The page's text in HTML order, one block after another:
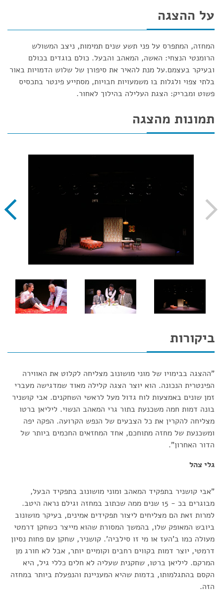
על ההצגה
המחזה, המתפרס על פני תשע שנים תמימות, ניצב המשולש
הרומנטי הנצחי: האשה, המאהב והבעל. כולם בוגדים בכולם
ובעיקר בעצמם.על מנת להאיר את סיפורן של שלוש הדמויות באור
בלתי צפוי ולגלות בו משמעויות חבויות, מסתייע פינטר בתכסיס
פשוט ומבריק: הצגת העלילה בהילוך לאחור.
תמונות מהצגה
ביקורות
"ההצגה בבימויו של מוני מושונוב מצליחה לקלוט את האווירה
הפינטרית הנכונה. הוא יוצר הצגה קלילה מאוד שמדגישה מעברי
זמן שונים באמצעות לוח גדול מעל לראשי השחקנים. אבי קושניר
בונה דמות חמה משכנעת בתור גרי המאהב הנשוי. ליליאן ברטו
מצליחה להקרין את כל הצבעים של הנפש הקרועה. הפקה יפה
ומשכנעת של מחזה מתוחכם, אחד המחזאים החכמים ביותר של
הדור האחרון".
גלי צהל
"אבי קושניר בתפקיד המאהב ומוני מושונוב בתפקיד הבעל,
מבוגרים בכ - 15 שנים ממה שכתוב במחזה וגילם נראה היטב.
למרות זאת הם מצליחים ליצור תפקידים אמינים, בעיקר מושונוב
ביובש המאופק שלו, בהמשך המסורת שהוא מייצר כשחקן דרמטי
מעולה כמו ב'העז או מי זו סילביה'. קושניר, שחקן עם פחות נסיון
דרמטי, יוצר דמות בקווים רחבים וקומיים יותר, אבל לא חורג מן
המרקם. ליליאן ברטו, שחקנית שעליה לא חלים כללי גיל, היא
הקסם בהתגלמותו, בדמות שהיא המעניינת והנפעלת ביותר במחזה
הזה.